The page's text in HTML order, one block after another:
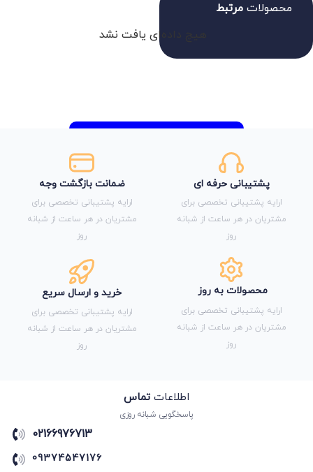
محصولات مرتبط
هیچ داده‌ای یافت نشد
پشتیبانی حرفه ای
ارایه پشتیبانی تخصصی برای
مشتریان در هر ساعت از شبانه
روز
ضمانت بازگشت وجه
ارایه پشتیبانی تخصصی برای
مشتریان در هر ساعت از شبانه
روز
محصولات به روز
ارایه پشتیبانی تخصصی برای
مشتریان در هر ساعت از شبانه
روز
خرید و ارسال سریع
ارایه پشتیبانی تخصصی برای
مشتریان در هر ساعت از شبانه
روز
اطلاعات تماس
پاسخگویی شبانه روزی
02166976713
09374547176